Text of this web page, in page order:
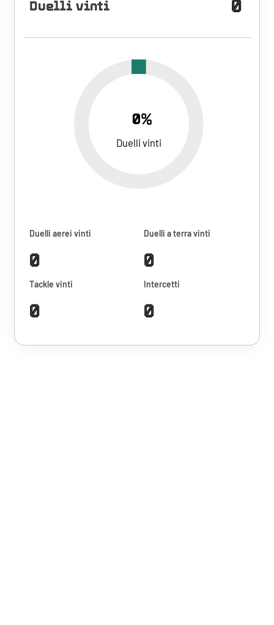
Duelli vinti 0
0%
Duelli vinti
Duelli aerei vinti
0
Duelli a terra vinti
0
Tackle vinti
0
Intercetti
0